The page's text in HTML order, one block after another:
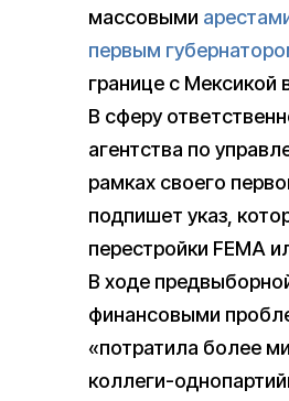
массовыми
первым
границе с Мексикой
В сферу
агентства по
рамках своего
подпишет указ,
перестройки FEMA
В ходе
финансовыми
«потратила более
коллеги-